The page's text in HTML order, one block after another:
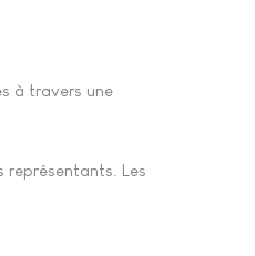
à travers une
représentants. Les